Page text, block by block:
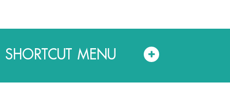
SHORTCUT MENU